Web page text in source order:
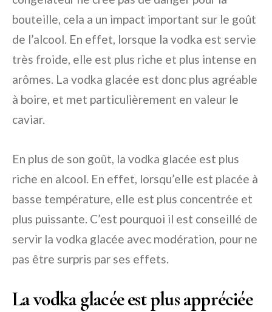
bouteille, cela a un impact important sur le goût
de l’alcool. En effet, lorsque la vodka est servie
très froide, elle est plus riche et plus intense en
arômes. La vodka glacée est donc plus agréable
à boire, et met particulièrement en valeur le
caviar.
En plus de son goût, la vodka glacée est plus
riche en alcool. En effet, lorsqu’elle est placée à
basse température, elle est plus concentrée et
plus puissante. C’est pourquoi il est conseillé de
servir la vodka glacée avec modération, pour ne
pas être surpris par ses effets.
La vodka glacée est plus appréciée